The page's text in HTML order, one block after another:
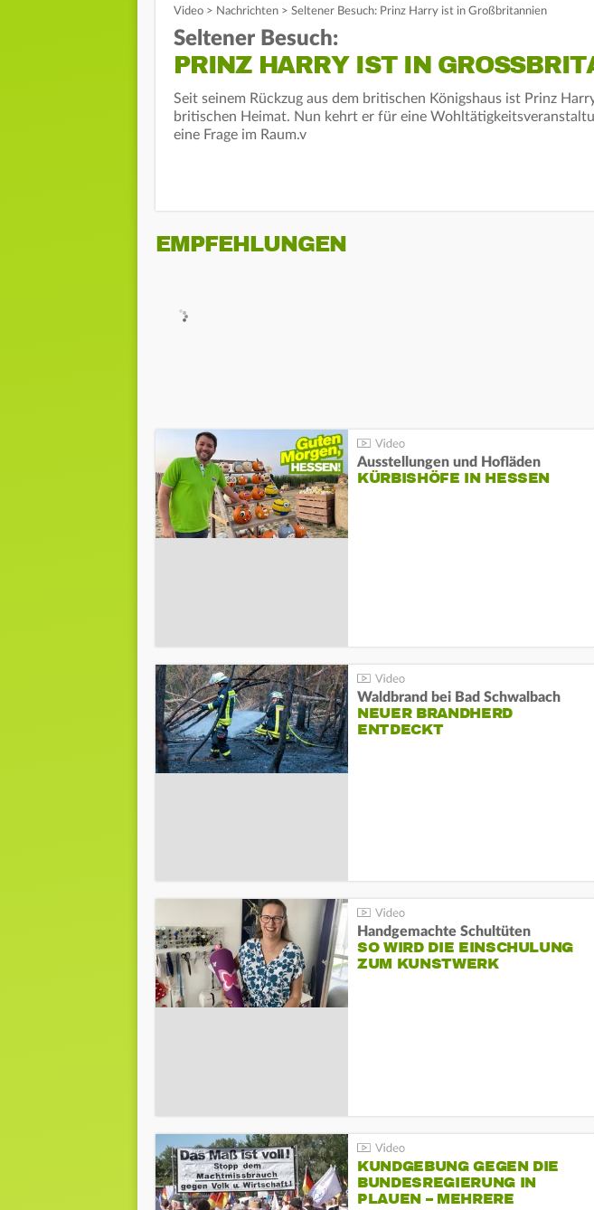
Video > Nachrichten > Seltener Besuch: Prinz Harry ist in Großbritannien
Seltener Besuch:
PRINZ HARRY IST IN
Seit seinem Rückzug aus dem britischen Königshaus ist Prinz
britischen Heimat. Nun kehrt er für eine
eine Frage im Raum.v
EMPFEHLUNGEN
Ausstellungen und Hofläden
KÜRBISHÖFE IN HESSEN
Waldbrand bei Bad Schwalbach
NEUER BRANDHERD
ENTDECKT
Handgemachte Schultüten
SO WIRD DIE EINSCHULUNG
ZUM KUNSTWERK
KUNDGEBUNG GEGEN DIE
BUNDESREGIERUNG IN
PLAUEN – MEHRERE